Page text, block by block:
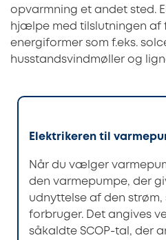
opvarmning et andet sted.
hjælpe med tilslutningen af
energiformer som f.eks.
husstandsvindmøller og
Elektrikeren til
Når du vælger
den varmepumpe, der
udnyttelse af den strøm,
forbruger. Det angives
såkaldte SCOP-tal, der